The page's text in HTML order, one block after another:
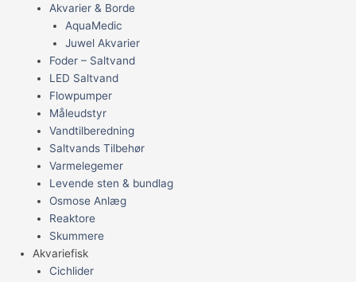
Akvarier & Borde
AquaMedic
Juwel Akvarier
Foder – Saltvand
LED Saltvand
Flowpumper
Måleudstyr
Vandtilberedning
Saltvands Tilbehør
Varmelegemer
Levende sten & bundlag
Osmose Anlæg
Reaktore
Skummere
Akvariefisk
Cichlider